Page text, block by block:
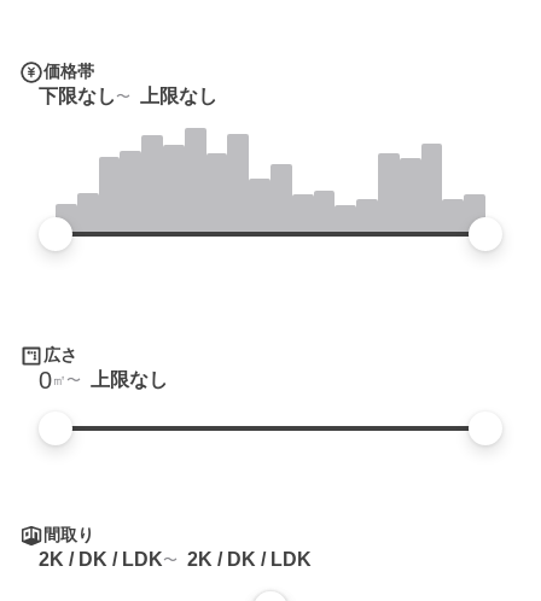
価格帯
下限なし 上限なし
広さ
0㎡ 上限なし
間取り
2K / DK / LDK 2K / DK / LDK